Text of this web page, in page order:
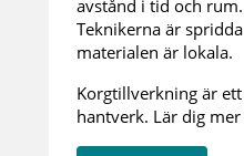
avstånd i tid och
Teknikerna är
materialen är lokala.
Korgtillverkning är
hantverk. Lär dig